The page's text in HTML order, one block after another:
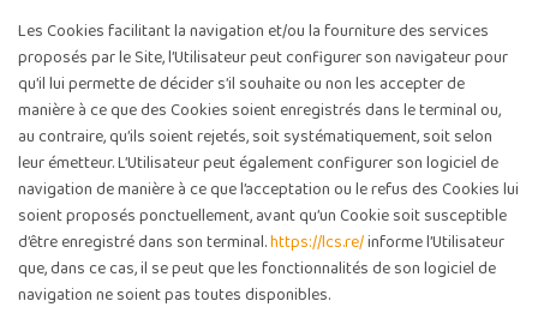
Les Cookies facilitant la navigation et/ou la fourniture des services
proposés par le Site, l’Utilisateur peut configurer son navigateur pour
qu’il lui permette de décider s’il souhaite ou non les accepter de
manière à ce que des Cookies soient enregistrés dans le terminal ou,
au contraire, qu’ils soient rejetés, soit systématiquement, soit selon
leur émetteur. L’Utilisateur peut également configurer son logiciel de
navigation de manière à ce que l’acceptation ou le refus des Cookies lui
soient proposés ponctuellement, avant qu’un Cookie soit susceptible
d’être enregistré dans son terminal.https://lcs.re/informe l’Utilisateur
que, dans ce cas, il se peut que les fonctionnalités de son logiciel de
navigation ne soient pas toutes disponibles.